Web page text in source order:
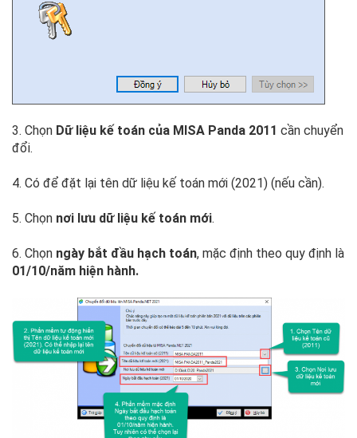
3. Chọn Dữ liệu kế toán của MISA Panda 2011 cần chuyển
đổi.
4. Có để đặt lại tên dữ liệu kế toán mới (2021) (nếu cần).
5. Chọn nơi lưu dữ liệu kế toán mới.
6. Chọn ngày bắt đầu hạch toán, mặc định theo quy định là
01/10/năm hiện hành.